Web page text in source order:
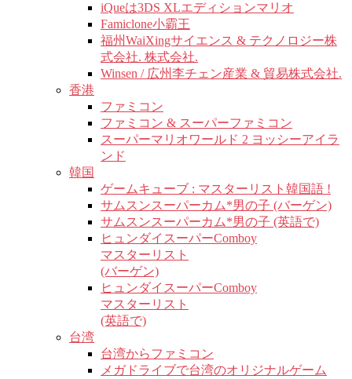
iQueは3DS XLエディションマリオ
Famiclone小霸王
福州WaiXingサイエンス & テクノロジー株
式会社. 株式会社.
Winsen / 広州李チェン産業 & 貿易株式会社.
香港
ファミコン
ファミコン & スーパーファミコン
スーパーマリオワールド 2 ヨッシーアイラ
ンド
韓国
ゲームキューブ : マスターリスト韓国語 !
サムスンスーパーカム*男の子 (バーゲン)
サムスンスーパーカム*男の子 (英語で)
ヒュンダイスーパーComboy
マスターリスト
(バーゲン)
ヒュンダイスーパーComboy
マスターリスト
(英語で)
台湾
台湾からファミコン
メガドライブで台湾のオリジナルゲーム